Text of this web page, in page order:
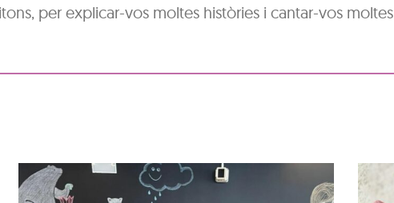
per explicar-vos moltes històries i cantar-vos moltes